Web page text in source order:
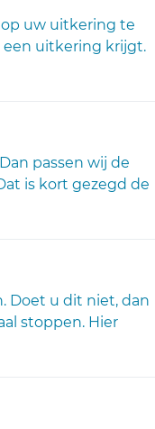
uw uitkering te
een uitkering krijgt.
passen wij de
is kort gezegd de
Doet u dit niet, dan
stoppen. Hier
link)